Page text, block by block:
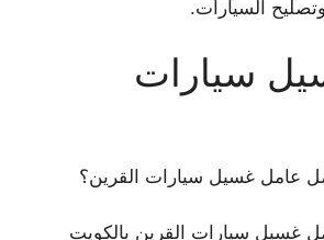
السيارات.
سيارات
عامل غسيل سيارات القرين؟
غسيل سيارات القرين بالكويت